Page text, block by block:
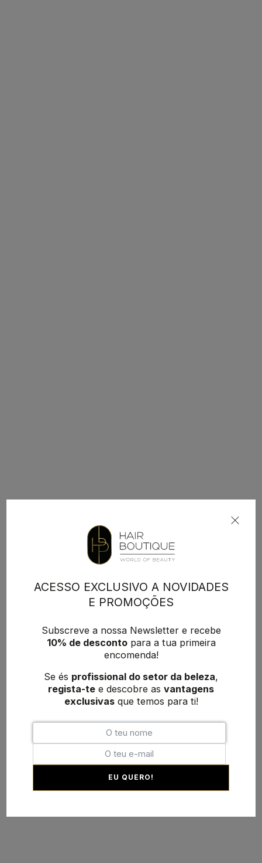
ACESSO EXCLUSIVO A NOVIDADES
E PROMOÇÕES
Subscreve a nossa Newsletter e recebe
10% de descontopara a tua primeira
encomenda!
Se és profissional do setor da beleza,
regista-te e descobre as vantagens
exclusivasque temos para ti!
EU QUERO!